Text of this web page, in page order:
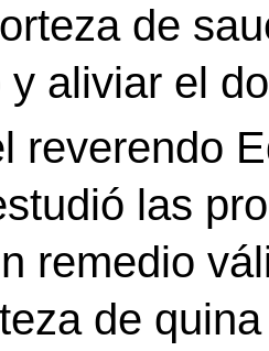
de
y aliviar el
reverendo
las
remedio
de